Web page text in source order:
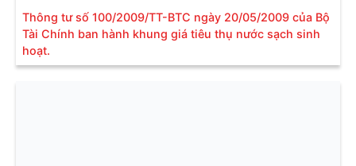
Thông tư số 100/2009/TT-BTC ngày 20/05/2009 của Bộ
Tài Chính ban hành khung giá tiêu thụ nước sạch sinh
hoạt.